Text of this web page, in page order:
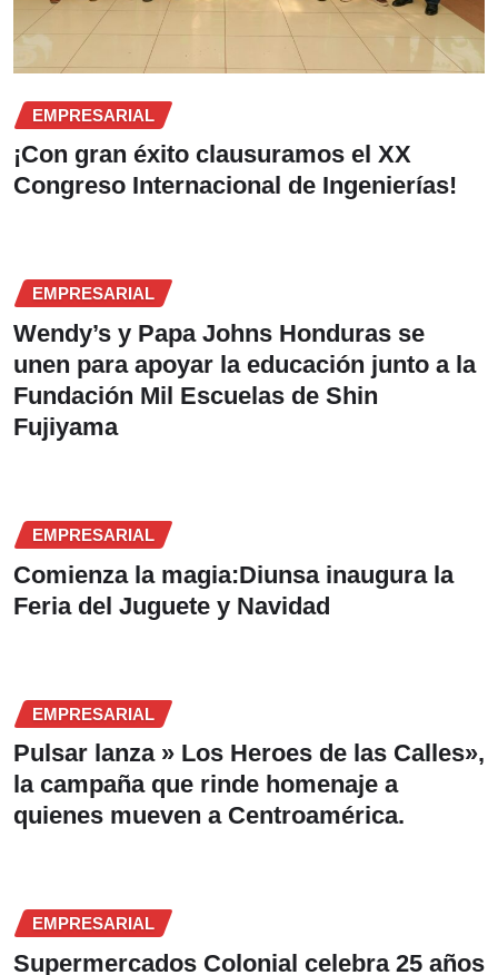
EMPRESARIAL
¡Con gran éxito clausuramos el XX
Congreso Internacional de Ingenierías!
EMPRESARIAL
Wendy’s y Papa Johns Honduras se
unen para apoyar la educación junto a la
Fundación Mil Escuelas de Shin
Fujiyama
EMPRESARIAL
Comienza la magia:Diunsa inaugura la
Feria del Juguete y Navidad
EMPRESARIAL
Pulsar lanza » Los Heroes de las Calles»,
la campaña que rinde homenaje a
quienes mueven a Centroamérica.
EMPRESARIAL
Supermercados Colonial celebra 25 años